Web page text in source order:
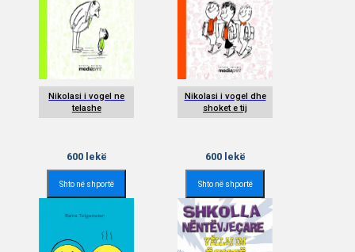
Nikolasi i vogel ne
telashe
600lekë
Shto në shportë
Nikolasi i vogel dhe
shoket e tij
600lekë
Shto në shportë